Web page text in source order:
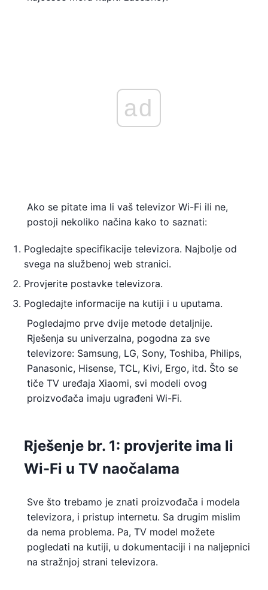
ad
Ako se pitate ima li vaš televizor Wi-Fi ili ne,
postoji nekoliko načina kako to saznati:
Pogledajte specifikacije televizora. Najbolje od
svega na službenoj web stranici.
Provjerite postavke televizora.
Pogledajte informacije na kutiji i u uputama.
Pogledajmo prve dvije metode detaljnije.
Rješenja su univerzalna, pogodna za sve
televizore: Samsung, LG, Sony, Toshiba, Philips,
Panasonic, Hisense, TCL, Kivi, Ergo, itd. Što se
tiče TV uređaja Xiaomi, svi modeli ovog
proizvođača imaju ugrađeni Wi-Fi.
Rješenje br. 1: provjerite ima li
Wi-Fi u TV naočalama
Sve što trebamo je znati proizvođača i modela
televizora, i pristup internetu. Sa drugim mislim
da nema problema. Pa, TV model možete
pogledati na kutiji, u dokumentaciji i na naljepnici
na stražnjoj strani televizora.